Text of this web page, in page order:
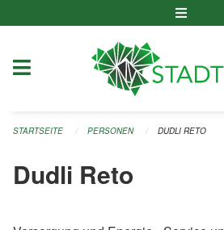
STARTSEITE PERSONEN DUDLI RETO
Dudli Reto